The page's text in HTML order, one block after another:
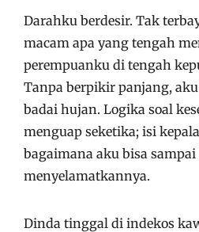
Darahku berdesir. Tak
macam apa yang tengah
perempuanku di tengah
Tanpa berpikir panjang,
badai hujan. Logika soal
menguap seketika; isi
bagaimana aku bisa sampai
menyelamatkannya.
Dinda tinggal di indekos